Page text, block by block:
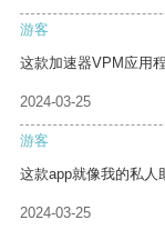
游客
这款加速器VPM应用
2024-03-25
游客
这款app就像我的私人
2024-03-25